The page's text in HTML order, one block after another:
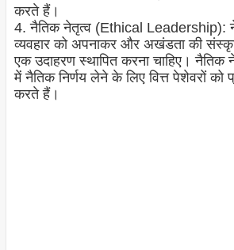
करते हैं।
4. नैतिक नेतृत्व (Ethical Leadership):
व्यवहार को अपनाकर और अखंडता की
एक उदाहरण स्थापित करना चाहिए। नैतिक
में नैतिक निर्णय लेने के लिए वित्त पेशेवरों को
करते हैं।